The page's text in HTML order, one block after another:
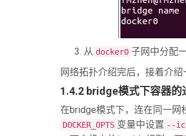
从 docker0 子网中分配
网络拓扑介绍完后，接着介
1.4.2 bridge模式下容器的
在bridge模式下，连在同一网
DOCKER_OPTS 变量中设置 --